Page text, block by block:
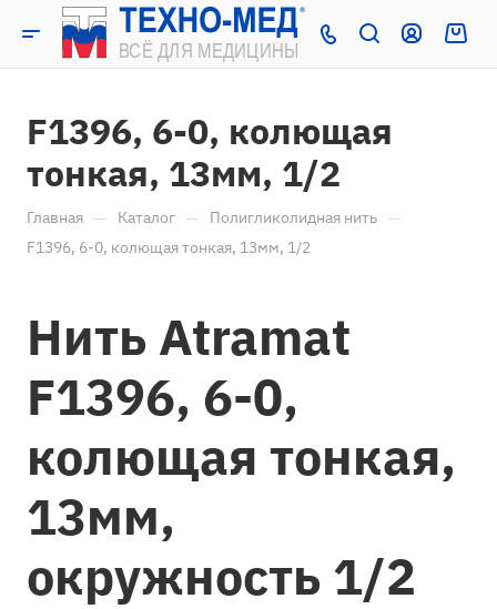
F1396, 6-0, колющая
тонкая, 13мм, 1/2
Главная — Каталог — Полигликолидная нить —
F1396, 6-0, колющая тонкая, 13мм, 1/2
Нить Atramat
F1396, 6-0,
колющая тонкая,
13мм,
окружность 1/2